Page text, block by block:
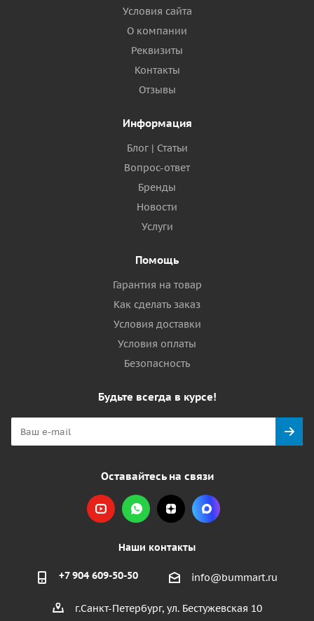
Условия сайта
О компании
Реквизиты
Контакты
Отзывы
Информация
Блог | Статьи
Вопрос-ответ
Бренды
Новости
Услуги
Помощь
Гарантия на товар
Как сделать заказ
Условия доставки
Условия оплаты
Безопасность
Будьте всегда в курсе!
Оставайтесь на связи
Наши контакты
+7 904 609-50-50 info@bummart.ru
г.Санкт-Петербург, ул. Бестужевская 10